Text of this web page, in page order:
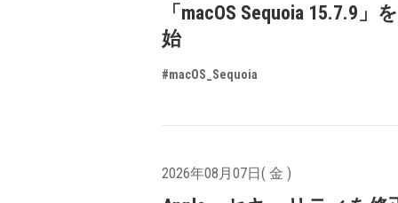
「macOS Sequoia 15.7.9」
始
#macOS_Sequoia
2026年08月07日( 金 )